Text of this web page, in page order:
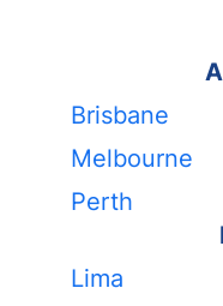
Brisbane
Melbourne
Perth
Lima